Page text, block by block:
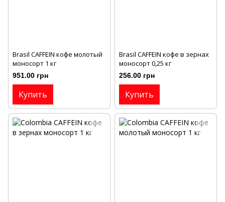
Brasil CAFFEIN кофе молотый
моносорт 1 кг
951.00 грн
Купить
Brasil CAFFEIN кофе в зернах
моносорт 0,25 кг
256.00 грн
Купить